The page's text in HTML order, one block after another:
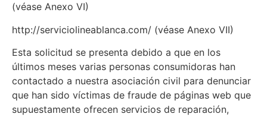
(véase Anexo VI)
http://serviciolineablanca.com/ (véase Anexo VII)
Esta solicitud se presenta debido a que en los
últimos meses varias personas consumidoras han
contactado a nuestra asociación civil para denunciar
que han sido víctimas de fraude de páginas web que
supuestamente ofrecen servicios de reparación,